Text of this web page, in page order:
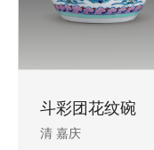
斗彩团花纹碗
清 嘉庆